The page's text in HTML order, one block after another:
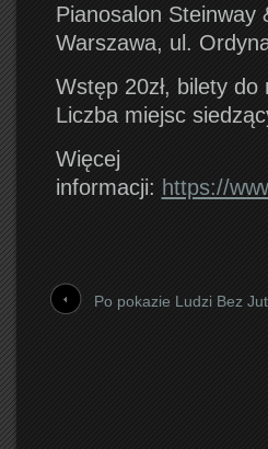
Pianosalon Steinway
Warszawa, ul.
Wstęp 20zł, bilety
Liczba miejsc
Więcej
informacji: https://
Po pokazie Ludzi Bez